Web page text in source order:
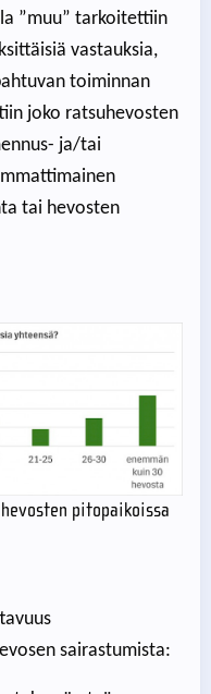
”muu” tarkoitettiin
vastauksia,
toiminnan
joko ratsuhevosten
ja/tai
tai hevosten
pitopaikoissa
sairastumista: